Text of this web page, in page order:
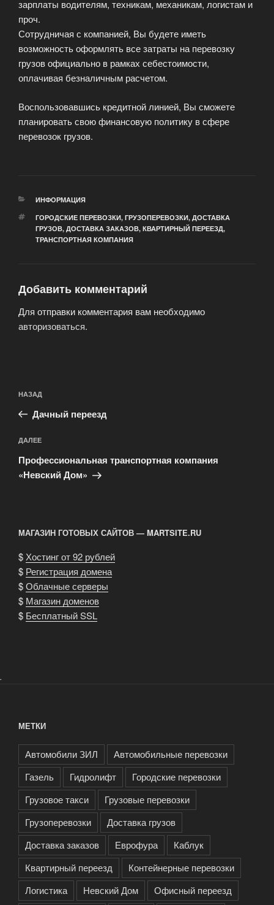
зарплаты водителям, техникам, механикам, логистам и
проч.
Сотрудничая с компанией, Вы будете иметь
возможность оформлять все затраты на перевозку
грузов официально в рамках себестоимости,
оплачивая безналичным расчетом.
Воспользовавшись кредитной линией, Вы сможете
планировать свою финансовую политику в сфере
перевозок грузов.
РУБРИКИ
ИНФОРМАЦИЯ
МЕТКИ
ГОРОДСКИЕ ПЕРЕВОЗКИ, ГРУЗОПЕРЕВОЗКИ, ДОСТАВКА
ГРУЗОВ, ДОСТАВКА ЗАКАЗОВ, КВАРТИРНЫЙ ПЕРЕЕЗД,
ТРАНСПОРТНАЯ КОМПАНИЯ
Добавить комментарий
Для отправки комментария вам необходимо
авторизоваться.
по
записям
Предыдущая
запись:
НАЗАД
Дачный переезд
Следующая
запись
ДАЛЕЕ
Профессиональная транспортная компания
«Невский Дом»
МАГАЗИН ГОТОВЫХ САЙТОВ — MARTSITE.RU
$ Хостинг от 92 рублей
$ Регистрация домена
$Облачные серверы
$ Магазин доменов
$ Бесплатный SSL
.
МЕТКИ
Автомобили ЗИЛ
Автомобильные перевозки
Газель
Гидролифт
Городские перевозки
Грузовое такси
Грузовые перевозки
Грузоперевозки
Доставка грузов
Доставка заказов
Еврофура
Каблук
Квартирный переезд
Контейнерные перевозки
Логистика
Невский Дом
Офисный переезд